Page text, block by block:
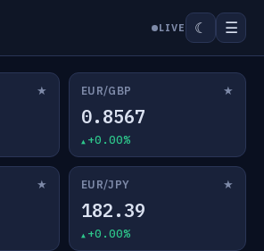
LIVE ☾ ☰
★ EUR/GBP ★
0.8567
+0.00%
★ EUR/JPY ★
182.39
+0.00%